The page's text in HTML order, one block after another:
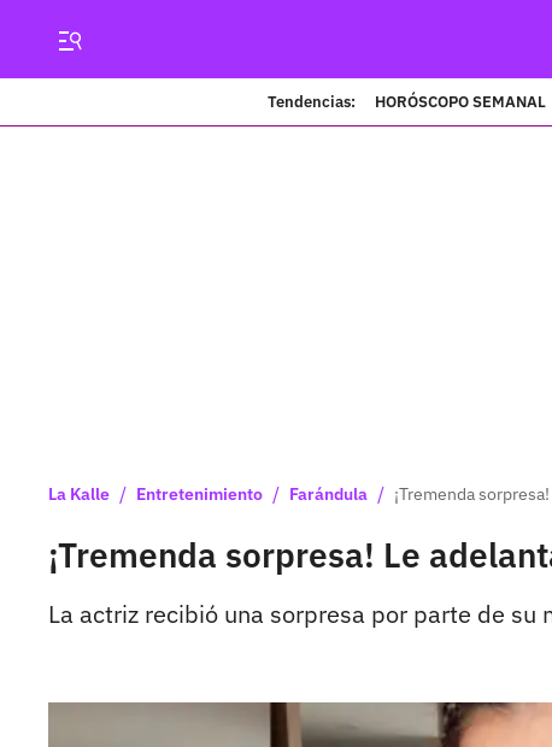
Tendencias: HORÓSCOPO SEMANAL
La Kalle / Entretenimiento / Farándula / ¡Tremenda
¡Tremenda sorpresa! Le
La actriz recibió una sorpresa por parte de su